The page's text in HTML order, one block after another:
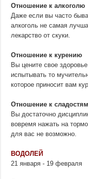
Отношение к алкоголю
Даже если вы часто
алкоголь не самая
лекарство от скуки.
Отношение к курению
Вы цените свое
испытывать то
которое приносит вам
Отношение к сладостям
Вы достаточно
вовремя нажать на
для вас не возможно.
ВОДОЛЕЙ
21 января - 19 февраля